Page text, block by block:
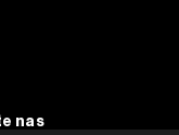
nas